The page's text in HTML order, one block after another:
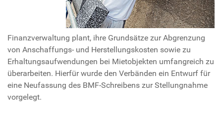
Finanzverwaltung plant, ihre Grundsätze zur Abgrenzung
von Anschaffungs- und Herstellungskosten sowie zu
Erhaltungsaufwendungen bei Mietobjekten umfangreich zu
überarbeiten. Hierfür wurde den Verbänden ein Entwurf für
eine Neufassung des BMF-Schreibens zur Stellungnahme
vorgelegt.